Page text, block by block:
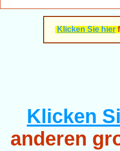
Klicken Sie hier
Klicken
anderen